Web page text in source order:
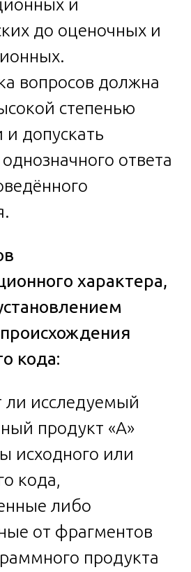
и
до оценочных и
вопросов должна
степенью
и допускать
ответа
характера,
кода:
ли исследуемый
продукт «А»
исходного или
кода,
либо
от фрагментов
продукта